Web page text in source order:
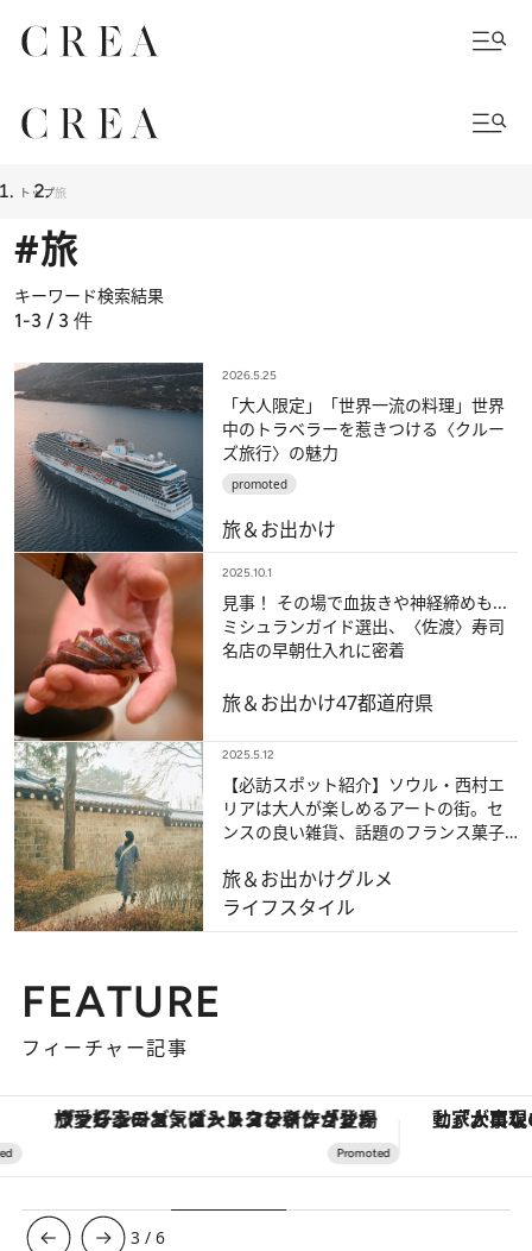
トップ旅
#旅
キーワード検索結果
1-3 / 3 件
2026.5.25
「大人限定」「世界一流の料理」世界
中のトラベラーを惹きつける〈クルー
ズ旅行〉の魅力
promoted
旅＆お出かけ
2025.10.1
見事！ その場で血抜きや神経締めも...
ミシュランガイド選出、〈佐渡〉寿司
名店の早朝仕入れに密着
旅＆お出かけ47都道府県
2025.5.12
【必訪スポット紹介】ソウル・西村エ
リアは大人が楽しめるアートの街。セ
ンスの良い雑貨、話題のフランス菓子
旅＆お出かけグルメ
ライフスタイル
FEATURE
フィーチャー記事
ヴァシュロン・コンスタンタン「オーヴァーシーズ・オートマティック」。旅愛好家のお気に入りコレクションから、ジェンダーレスな新作が登場
3 /6